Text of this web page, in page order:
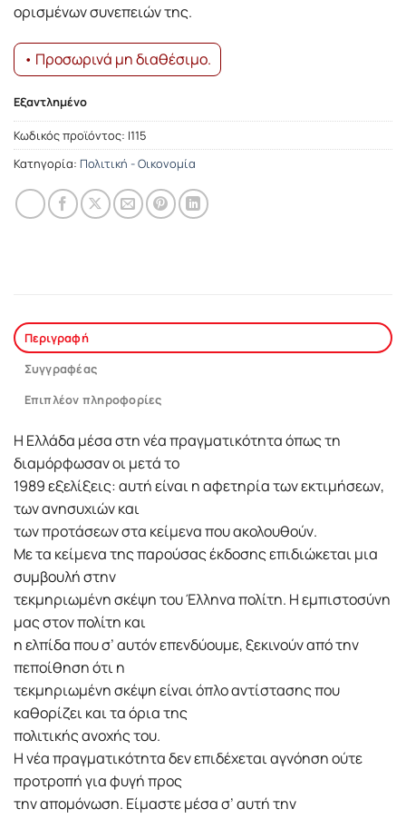
ορισμένων συνεπειών της.
• Προσωρινά μη διαθέσιμο.
Εξαντλημένο
Κωδικός προϊόντος: Ι115
Κατηγορία: Πολιτική - Οικονομία
Περιγραφή
Συγγραφέας
Επιπλέον πληροφορίες
Η Ελλάδα μέσα στη νέα πραγματικότητα όπως τη
διαμόρφωσαν οι μετά το
1989 εξελίξεις: αυτή είναι η αφετηρία των εκτιμήσεων,
των ανησυχιών και
των προτάσεων στα κείμενα που ακολουθούν.
Με τα κείμενα της παρούσας έκδοσης επιδιώκεται μια
συμβουλή στην
τεκμηριωμένη σκέψη του Έλληνα πολίτη. Η εμπιστοσύνη
μας στον πολίτη και
η ελπίδα που σ’ αυτόν επενδύουμε, ξεκινούν από την
πεποίθηση ότι η
τεκμηριωμένη σκέψη είναι όπλο αντίστασης που
καθορίζει και τα όρια της
πολιτικής ανοχής του.
Η νέα πραγματικότητα δεν επιδέχεται αγνόηση ούτε
προτροπή για φυγή προς
την απομόνωση. Είμαστε μέσα σ’ αυτή την